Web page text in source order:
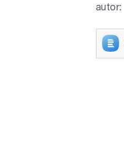
autor: